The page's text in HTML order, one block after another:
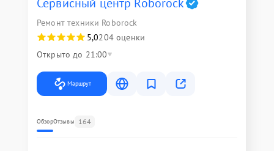
Сервисный центр Roborock
Ремонт техники Roborock
5,0204 оценки
Открыто до 21:00
Маршрут
ОбзорОтзывы 164